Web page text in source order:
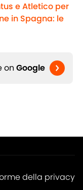
e Atletico per
in Spagna: le
on Google
della privacy